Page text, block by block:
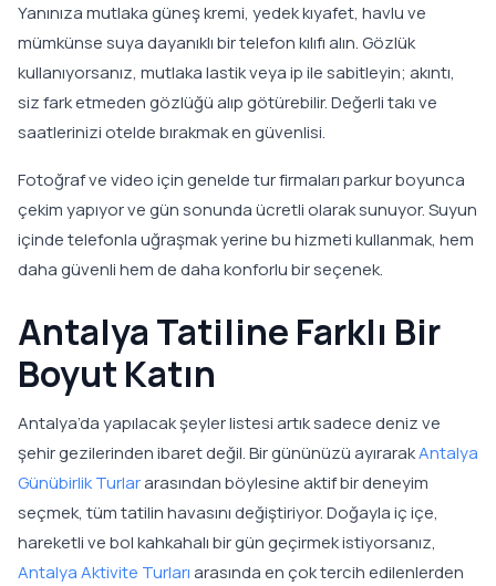
Yanınıza mutlaka güneş kremi, yedek kıyafet, havlu ve
mümkünse suya dayanıklı bir telefon kılıfı alın. Gözlük
kullanıyorsanız, mutlaka lastik veya ip ile sabitleyin; akıntı,
siz fark etmeden gözlüğü alıp götürebilir. Değerli takı ve
saatlerinizi otelde bırakmak en güvenlisi.
Fotoğraf ve video için genelde tur firmaları parkur boyunca
çekim yapıyor ve gün sonunda ücretli olarak sunuyor. Suyun
içinde telefonla uğraşmak yerine bu hizmeti kullanmak, hem
daha güvenli hem de daha konforlu bir seçenek.
Antalya Tatiline Farklı Bir
Boyut Katın
Antalya’da yapılacak şeyler listesi artık sadece deniz ve
şehir gezilerinden ibaret değil. Bir gününüzü ayırarakAntalya
Günübirlik Turlararasından böylesine aktif bir deneyim
seçmek, tüm tatilin havasını değiştiriyor. Doğayla iç içe,
hareketli ve bol kahkahalı bir gün geçirmek istiyorsanız,
Antalya Aktivite Turlarıarasında en çok tercih edilenlerden